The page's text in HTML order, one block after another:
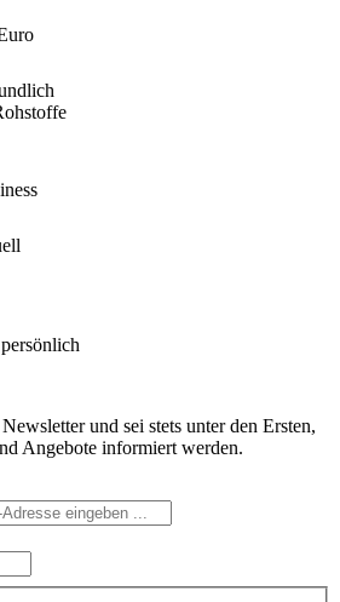
und sei stets unter den Ersten,
Angebote informiert werden.